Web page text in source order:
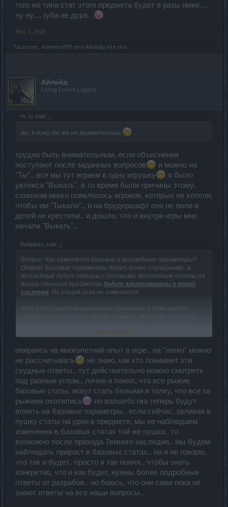
того же типа стат этого предмета будет в разы ниже....
ну ну.... губа не дура...
Nov 7, 2020
Taurissan warwoolf99 and Айлейд like this.
Айлейд
Living Forum Legend
mr.1y said: ↑
вы, я вижу то же не внимательны.
трудно быть внимательным, если объяснения
поступают после заданных вопросов
и можно на
"Ты".. все мы тут играем в одну игрушку
я было
увлекся "Выкать", в то время были причины этому..
слишком много появлялось игроков, которые не хотели,
чтобы им "Тыкали".. и на брудершафт они не пили и
детей не крестили.. и дошло, что и внутри игры мне
начали "Выкать"..
Multipleks said: ↑
Вопрос: Как изменятся базовые и волшебные параметры?
Ответ: Базовые параметры будут более случайными, а
волшебные будут связаны с базовыми. Волшебные статы на
ваших текущих предметах будут адаптированы к новой
системе. Их общая сила не изменится.
Вот этот пункт внимательно прочтите и обмозгуйте.
изменения, и тут же возникли вопросы, а не перенести ли
Уважаемые игроки, ВСЕ ВОЛШЕБСТВА БУДУТ
АДАПТИРОВАННЫ К НОВОЙ СИСТЕМЕ !!!. Это не означает,
что волшебства в некоторых предметах из-за особенности
его вида останутся как есть числовыми значениями
независимо от качества...
В виду того что упоминали, что крафт переделают и
реализуют возможность переноса волшебных статов на
разные типы предметов, а лимит на максимум некоторых
стат будет не ограничиваться 400%, неужели вы всерьез
верите, даже при выверенном выборе стат при крафте при
максимуме возможностях вы получите так легко
достигаемые результаты?
Click to expand...
опираясь на многолетний опыт в игре.. на "легко" можно
не рассчитывать
не знаю, как кто понимает эти
скудные ответы.. тут действительно можно смотреть
под разным углом.. лично я понял, что все рыжие
базовые статы, могут стать белыми и толку, что все за
рыжими охотились
но волшебства теперь будут
влиять на базовые параметры.. если сейчас, заливая в
пушку статы на урон в предмете, мы не наблюдаем
изменения в базовых статах той же пушки.. то
возможно после прихода Темного наследия.. мы будем
наблюдать прирост в базовых статах.. но я не говорю,
что так и будет.. просто я так понял.. чтобы знать
конкретно, что и как будет, нужны более подробные
ответы от разрабов.. но боюсь, что они сами пока не
знают ответы на все наши вопросы..